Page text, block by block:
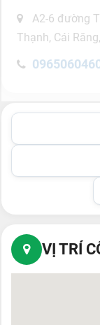
A2-6 đường
Thạnh, Cái
VỊ TRÍ